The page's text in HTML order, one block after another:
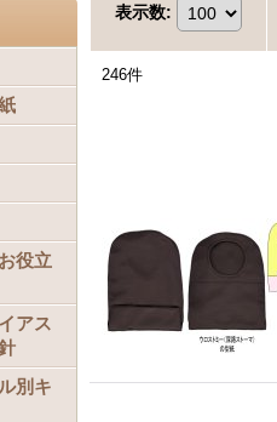
役立
アス
別キ
表示数:
246件